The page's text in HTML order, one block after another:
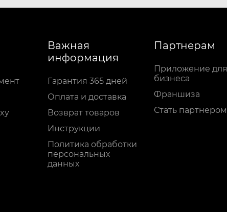
Важная
информация
Гарантия 365 дней
Оплата и доставка
Возврат товаров
Инструкции
Политика обработки
персональных
данных
Партнерам
Приложение для
бизнеса
Франшиза
Стать партнером